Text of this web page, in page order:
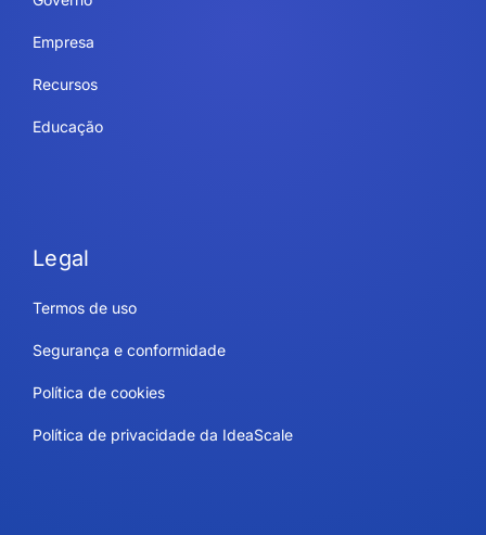
Empresa
Recursos
Educação
Legal
Termos de uso
Segurança e conformidade
Política de cookies
Política de privacidade da IdeaScale